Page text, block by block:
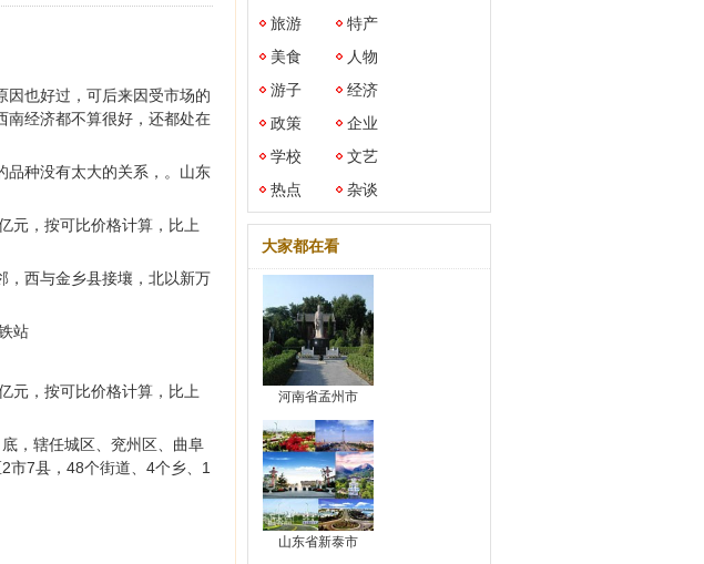
因也好过，可后来因受市场的
南经济都不算很好，还都处在
品种没有太大的关系，。山东
元，按可比价格计算，比上
，西与金乡县接壤，北以新万
元，按可比价格计算，比上
，辖任城区、兖州区、曲阜
市7县，48个街道、4个乡、1
旅游
特产
美食
人物
游子
经济
政策
企业
学校
文艺
热点
杂谈
大家都在看
河南省孟州市
山东省新泰市